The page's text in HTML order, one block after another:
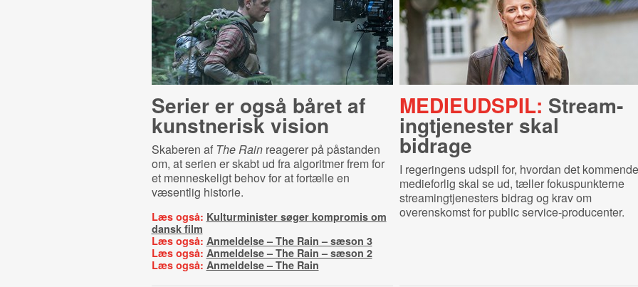
Serier er også båret af
kunstnerisk vision
Skaberen af The Rainreagerer på påstanden
om, at serien er skabt ud fra algoritmer frem for
et menneskeligt behov for at fortælle en
væsentlig historie.
Læs også: Kulturminister søger kompromis om
dansk film
Læs også: Anmeldelse – The Rain – sæson 3
Læs også: Anmeldelse – The Rain – sæson 2
Læs også: Anmeldelse – The Rain
MEDIEUDSPIL: Strea­m­
ingtje­ne­ster skal
bidrage
I regeringens udspil for, hvordan det kommende
medieforlig skal se ud, tæller fokuspunkterne
streamingtjenesters bidrag og krav om
overenskomst for public service-producenter.